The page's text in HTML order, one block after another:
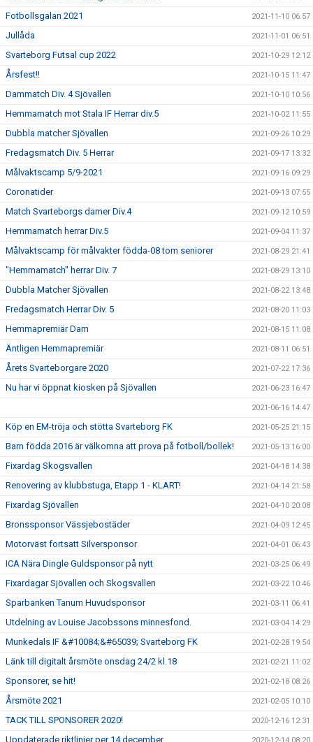
Fotbollsgalan 2021 2021-11-10 06:57
Jullåda 2021-11-01 06:51
Svarteborg Futsal cup 2022 2021-10-29 12:12
Årsfest!! 2021-10-15 11:47
Dammatch Div. 4 Sjövallen 2021-10-10 10:56
Hemmamatch mot Stala IF Herrar div.5 2021-10-02 11:55
Dubbla matcher Sjövallen 2021-09-26 10:29
Fredagsmatch Div. 5 Herrar 2021-09-17 13:32
Målvaktscamp 5/9-2021 2021-09-16 09:29
Coronatider 2021-09-13 07:55
Match Svarteborgs damer Div.4 2021-09-12 10:59
Hemmamatch herrar Div.5 2021-09-04 11:37
Målvaktscamp för målvakter födda-08 tom seniorer 2021-08-29 21:41
"Hemmamatch" herrar Div. 7 2021-08-29 13:10
Dubbla Matcher Sjövallen 2021-08-22 13:48
Fredagsmatch Herrar Div. 5 2021-08-20 11:03
Hemmapremiär Dam 2021-08-15 11:08
Äntligen Hemmapremiär 2021-08-11 06:51
Årets Svarteborgare 2020 2021-07-22 17:36
Nu har vi öppnat kiosken på Sjövallen 2021-06-23 16:47
2021-06-16 14:47
Köp en EM-tröja och stötta Svarteborg FK 2021-05-25 21:15
Barn födda 2016 är välkomna att prova på fotboll/bollek! 2021-05-13 16:00
Fixardag Skogsvallen 2021-04-18 14:38
Renovering av klubbstuga, Etapp 1 - KLART! 2021-04-14 21:58
Fixardag Sjövallen 2021-04-10 20:08
Bronssponsor Vässjebostäder 2021-04-09 12:45
Motorväst fortsatt Silversponsor 2021-04-01 06:43
ICA Nära Dingle Guldsponsor på nytt 2021-03-25 06:49
Fixardagar Sjövallen och Skogsvallen 2021-03-22 10:46
Sparbanken Tanum Huvudsponsor 2021-03-11 06:41
Utdelning av Louise Jacobssons minnesfond. 2021-03-04 14:29
Munkedals IF &#10084;&#65039; Svarteborg FK 2021-02-28 19:54
Länk till digitalt årsmöte onsdag 24/2 kl.18 2021-02-21 11:02
Sponsorer, se hit! 2021-02-18 08:26
Årsmöte 2021 2021-02-05 10:10
TACK TILL SPONSORER 2020! 2020-12-16 12:31
Uppdaterade riktlinjer per 14 december